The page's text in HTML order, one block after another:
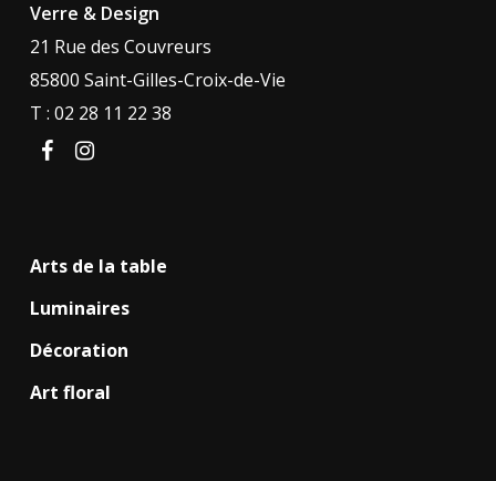
Verre & Design
21 Rue des Couvreurs
85800 Saint-Gilles-Croix-de-Vie
T : 02 28 11 22 38
facebookinstagram
Arts de la table
Luminaires
Décoration
Art floral